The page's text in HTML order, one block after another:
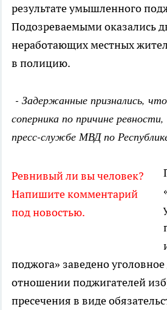
результате умышленного
Подозреваемыми оказались
неработающих местных
в полицию.
- Задержанные признались,
соперника по причине
пресс-службе МВД по
Ревнивый ли вы человек?
Напишите комментарий
под новостью.
поджога» заведено уголовное
отношении поджигателей
пресечения в виде